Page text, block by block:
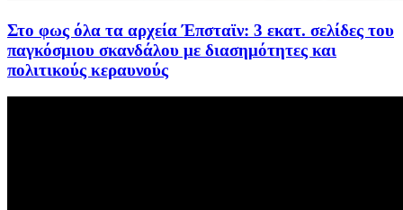
Στο φως όλα τα αρχεία Έπσταϊν: 3 εκατ. σελίδες του
παγκόσμιου σκανδάλου με διασημότητες και
πολιτικούς κεραυνούς